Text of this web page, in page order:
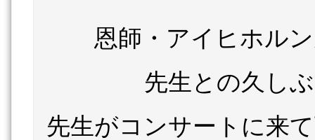
恩師・アイヒホル
先生との久し
先生がコンサートに来